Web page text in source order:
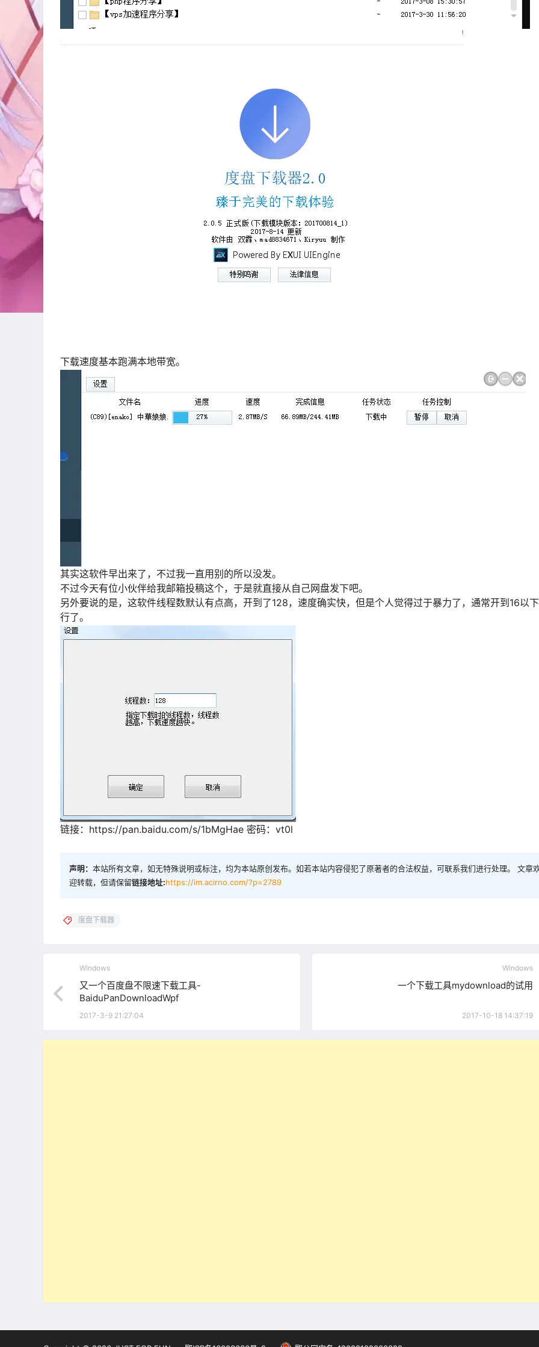
下载速度基本跑满本地带宽。
其实这软件早出来了，不过我一直用别的所以没发。
不过今天有位小伙伴给我邮箱投稿这个，于是就直接从自己网盘发下吧。
另外要说的是，这软件线程数默认有点高，开到了128，速度确实快，但是个人觉得过于暴力了，通常开到16以
行了。
链接：https://pan.baidu.com/s/1bMgHae 密码：vt0l
声明： 本站所有文章，如无特殊说明或标注，均为本站原创发布。如若本站内容侵犯了原著者的合法权益，可联系我们进行处理。 文章
迎转载，但请保留链接地址:https://im.acirno.com/?p=2789
度盘下载器
Windows
又一个百度盘不限速下载工具-
BaiduPanDownloadWpf
2017-3-9 21:27:04
Windows
一个下载工具mydownload的试用
2017-10-18 14:37:19